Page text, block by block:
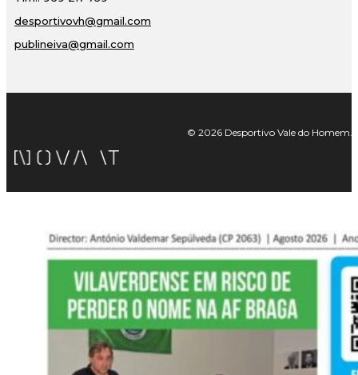
desportivovh@gmail.com
publineiva@gmail.com
© 2026 Desportivo Vale do Homem.